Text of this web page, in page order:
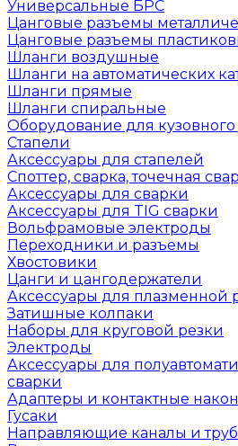
Универсальные БРС
Цанговые разъемы
Цанговые разъемы
Шланги воздушные
Шланги на автоматических
Шланги прямые
Шланги спиральные
Оборудование для кузовного
Стапели
Аксессуары для стапелей
Споттер, сварка, точечная
Аксессуары для сварки
Аксессуары для TIG сварки
Вольфрамовые электроды
Переходники и разъемы
Хвостовики
Цанги и цангодержатели
Аксессуары для плазменной
Затишные колпаки
Наборы для круговой резки
Электроды
Аксессуары для
сварки
Адаптеры и контактные
Гусаки
Направляющие каналы и